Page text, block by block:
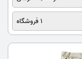
1 فروشگاه